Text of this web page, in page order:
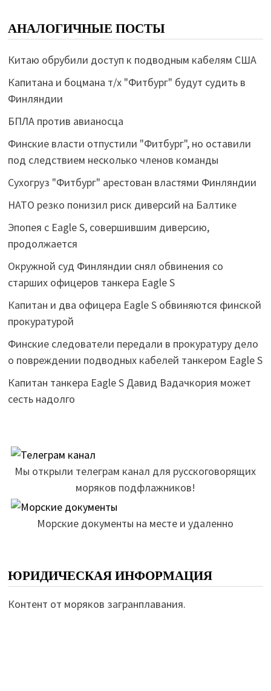
АНАЛОГИЧНЫЕ ПОСТЫ
Китаю обрубили доступ к подводным кабелям США
Капитана и боцмана т/х "Фитбург" будут судить в
Финляндии
БПЛА против авианосца
Финские власти отпустили "Фитбург", но оставили
под следствием несколько членов команды
Сухогруз "Фитбург" арестован властями Финляндии
НАТО резко понизил риск диверсий на Балтике
Эпопея с Eagle S, совершившим диверсию,
продолжается
Окружной суд Финляндии снял обвинения со
старших офицеров танкера Eagle S
Капитан и два офицера Eagle S обвиняются финской
прокуратурой
Финские следователи передали в прокуратуру дело
о повреждении подводных кабелей танкером Eagle S
Капитан танкера Eagle S Давид Вадачкория может
сесть надолго
Мы открыли телеграм канал для русскоговорящих
моряков подфлажников!
Морские документы на месте и удаленно
ЮРИДИЧЕСКАЯ ИНФОРМАЦИЯ
Контент от моряков загранплавания.